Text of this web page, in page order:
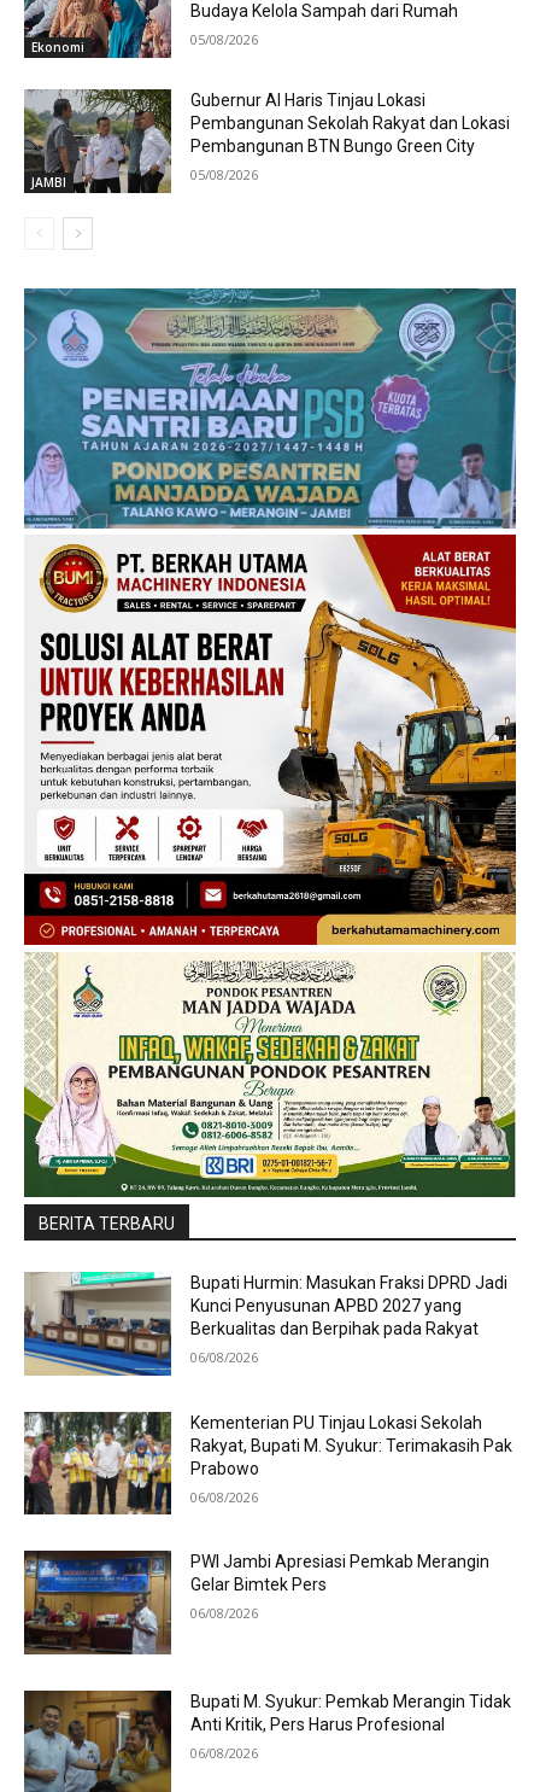
Ekonomi
Budaya Kelola Sampah dari Rumah
05/08/2026
JAMBI
Gubernur Al Haris Tinjau Lokasi
Pembangunan Sekolah Rakyat dan Lokasi
Pembangunan BTN Bungo Green City
05/08/2026
BERITA TERBARU
Bupati Hurmin: Masukan Fraksi DPRD Jadi
Kunci Penyusunan APBD 2027 yang
Berkualitas dan Berpihak pada Rakyat
06/08/2026
Kementerian PU Tinjau Lokasi Sekolah
Rakyat, Bupati M. Syukur: Terimakasih Pak
Prabowo
06/08/2026
PWI Jambi Apresiasi Pemkab Merangin
Gelar Bimtek Pers
06/08/2026
Bupati M. Syukur: Pemkab Merangin Tidak
Anti Kritik, Pers Harus Profesional
06/08/2026